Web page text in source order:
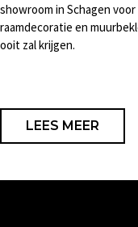
showroom in Schagen
raamdecoratie en
ooit zal krijgen.
LEES MEER